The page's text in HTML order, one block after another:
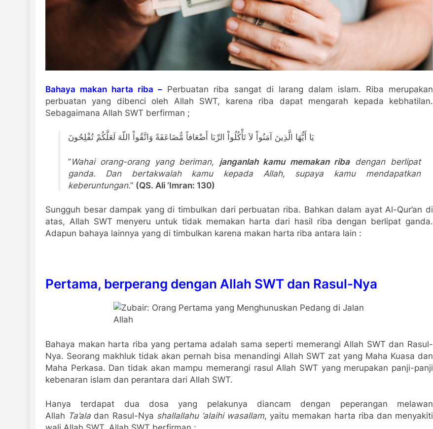
Bahaya makan harta riba – Perbuatan riba sangat di larang dalam islam. Riba merupakan
perbuatan yang dibenci oleh Allah SWT, karena riba dapat mengarah kepada kebhatilan.
Sebagaimana Allah SWT berfirman ;
يَا أَيُّهَا الَّذِينَ آمَنُواْ لاَ تَأْكُلُواْ الرِّبَا أَضْعَافاً مُّضَاعَفَةً وَاتَّقُواْ اللّهَ لَعَلَّكُمْ تُفْلِحُونَ
”Wahai orang-orang yang beriman, janganlah kamu memakan ribadengan berlipat
ganda. Dan bertakwalah kamu kepada Allah, supaya kamu mendapatkan
keberuntungan.” (QS. Ali ‘Imran: 130)
Sungguh besar dampak yang di timbulkan dari perbuatan riba. Bahkan dalam ayat Al-Qur’an di
atas, Allah SWT menyeru untuk tidak memakan harta dari hasil riba dengan berlipat ganda.
Adapun bahaya lainnya yang di timbulkan karena makan harta riba antara lain :
Pertama, berperang dengan Allah SWT dan Rasul-Nya
Bahaya makan harta riba yang pertama adalah sama seperti memerangi Allah SWT dan Rasul-
Nya. Seorang makhluk tidak akan pernah bisa menandingi Allah SWT zat yang Maha Kuasa dan
Maha Perkasa. Dan tidak akan mampu memerangi rasul Allah SWT yang merupakan panji-panji
kebenaran islam dan perantara dari Allah SWT.
Hanya terdapat dua dosa yang pelakunya diancam dengan peperangan melawan
Allah Ta’ala dan Rasul-Nya shallallahu ‘alaihi wasallam, yaitu memakan harta riba dan menyakiti